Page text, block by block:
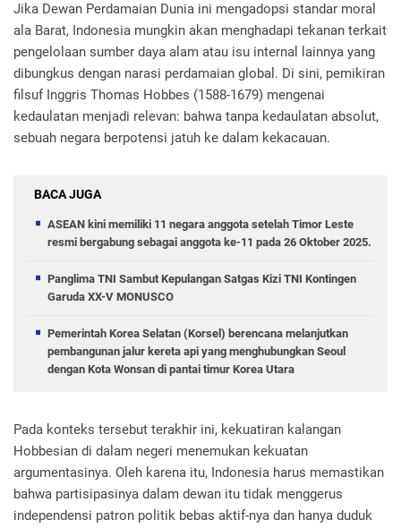
Jika Dewan Perdamaian Dunia ini mengadopsi standar moral
ala Barat, Indonesia mungkin akan menghadapi tekanan terkait
pengelolaan sumber daya alam atau isu internal lainnya yang
dibungkus dengan narasi perdamaian global. Di sini, pemikiran
filsuf Inggris Thomas Hobbes (1588-1679) mengenai
kedaulatan menjadi relevan: bahwa tanpa kedaulatan absolut,
sebuah negara berpotensi jatuh ke dalam kekacauan.
BACA JUGA
ASEAN kini memiliki 11 negara anggota setelah Timor Leste
resmi bergabung sebagai anggota ke-11 pada 26 Oktober 2025.
Panglima TNI Sambut Kepulangan Satgas Kizi TNI Kontingen
Garuda XX-V MONUSCO
Pemerintah Korea Selatan (Korsel) berencana melanjutkan
pembangunan jalur kereta api yang menghubungkan Seoul
dengan Kota Wonsan di pantai timur Korea Utara
Pada konteks tersebut terakhir ini, kekuatiran kalangan
Hobbesian di dalam negeri menemukan kekuatan
argumentasinya. Oleh karena itu, Indonesia harus memastikan
bahwa partisipasinya dalam dewan itu tidak menggerus
independensi patron politik bebas aktif-nya dan hanya duduk